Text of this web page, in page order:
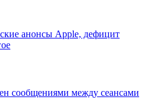
анонсы Apple, дефицит
сообщениями между сеансами